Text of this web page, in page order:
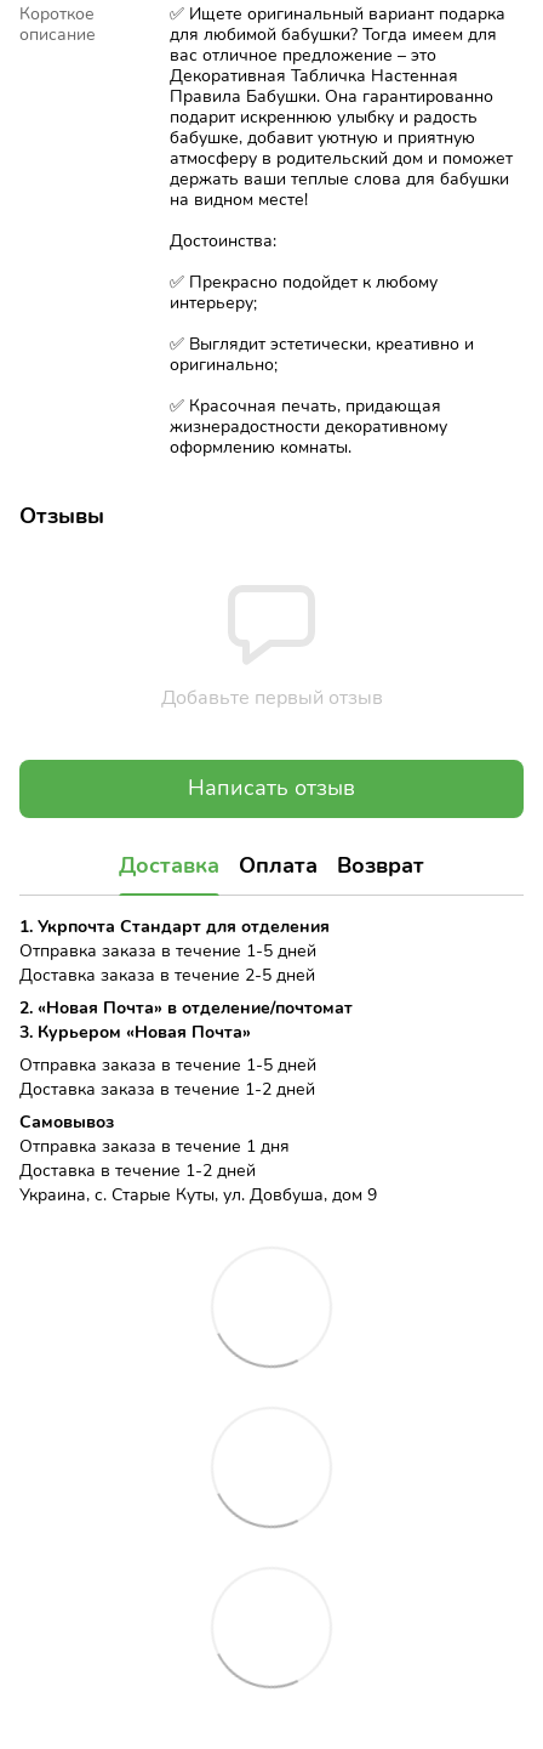
Короткое
описание
✅ Ищете оригинальный вариант подарка
для любимой бабушки? Тогда имеем для
вас отличное предложение – это
Декоративная Табличка Настенная
Правила Бабушки. Она гарантированно
подарит искреннюю улыбку и радость
бабушке, добавит уютную и приятную
атмосферу в родительский дом и поможет
держать ваши теплые слова для бабушки
на видном месте!
Достоинства:
✅ Прекрасно подойдет к любому
интерьеру;
✅ Выглядит эстетически, креативно и
оригинально;
✅ Красочная печать, придающая
жизнерадостности декоративному
оформлению комнаты.
Отзывы
Добавьте первый отзыв
Написать отзыв
Доставка Оплата Возврат
1. Укрпочта Стандарт для отделения
Отправка заказа в течение 1-5 дней
Доставка заказа в течение 2-5 дней
2. «Новая Почта» в отделение/почтомат
3. Курьером «Новая Почта»
Отправка заказа в течение 1-5 дней
Доставка заказа в течение 1-2 дней
Самовывоз
Отправка заказа в течение 1 дня
Доставка в течение 1-2 дней
Украина, с. Старые Куты, ул. Довбуша, дом 9